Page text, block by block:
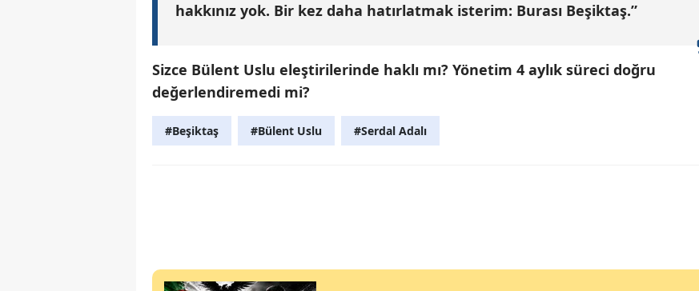
hakkınız yok. Bir kez daha hatırlatmak isterim: Burası Beşiktaş.”
Sizce Bülent Uslu eleştirilerinde haklı mı? Yönetim 4 aylık süreci doğru
değerlendiremedi mi?
#Beşiktaş #Bülent Uslu #Serdal Adalı